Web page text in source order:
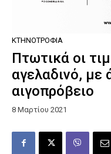
ΚΤΗΝΟΤΡΟΦΊΑ
Πτωτικά οι
αγελαδινό, με
αιγοπρόβειο
8 Μαρτίου 2021